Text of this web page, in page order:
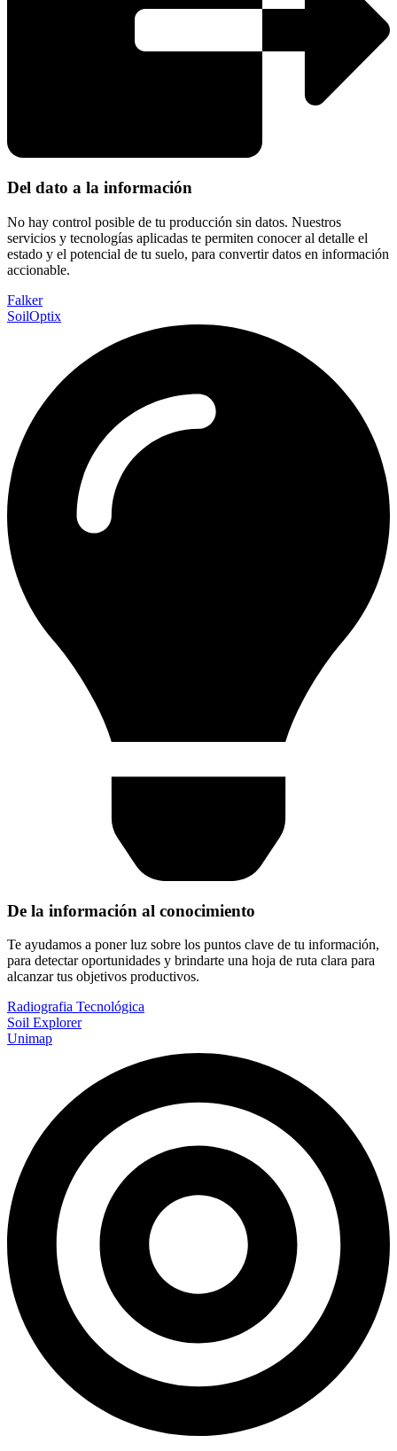
Del dato a la información
No hay control posible de tu producción sin datos. Nuestros
servicios y tecnologías aplicadas te permiten conocer al detalle el
estado y el potencial de tu suelo, para convertir datos en información
accionable.
Falker
SoilOptix
De la información al conocimiento
Te ayudamos a poner luz sobre los puntos clave de tu información,
para detectar oportunidades y brindarte una hoja de ruta clara para
alcanzar tus objetivos productivos.
Radiografia Tecnológica
Soil Explorer
Unimap